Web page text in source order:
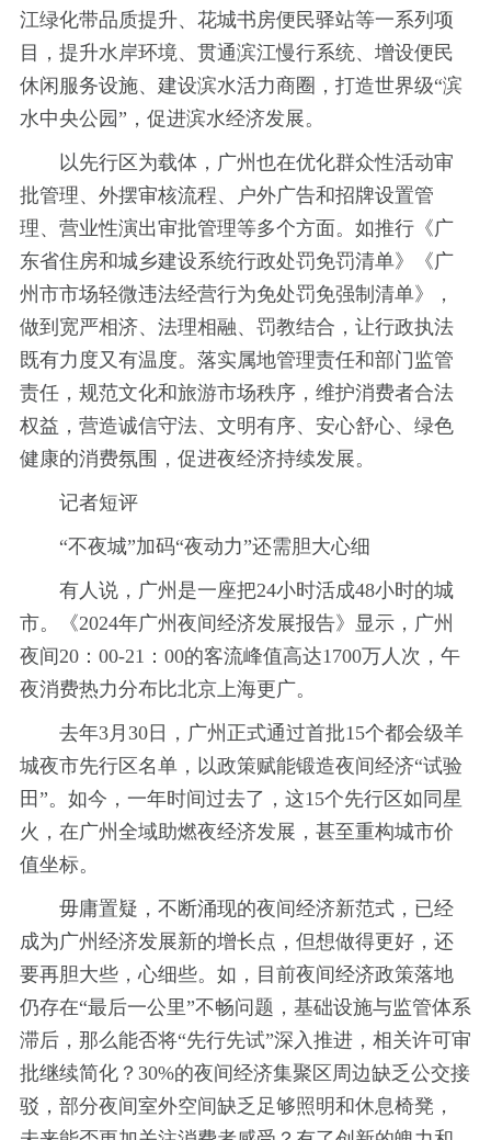
江绿化带品质提升、花城书房便民驿站等一系列项
目，提升水岸环境、贯通滨江慢行系统、增设便民
休闲服务设施、建设滨水活力商圈，打造世界级“滨
水中央公园”，促进滨水经济发展。
以先行区为载体，广州也在优化群众性活动审
批管理、外摆审核流程、户外广告和招牌设置管
理、营业性演出审批管理等多个方面。如推行《广
东省住房和城乡建设系统行政处罚免罚清单》《广
州市市场轻微违法经营行为免处罚免强制清单》，
做到宽严相济、法理相融、罚教结合，让行政执法
既有力度又有温度。落实属地管理责任和部门监管
责任，规范文化和旅游市场秩序，维护消费者合法
权益，营造诚信守法、文明有序、安心舒心、绿色
健康的消费氛围，促进夜经济持续发展。
记者短评
“不夜城”加码“夜动力”还需胆大心细
有人说，广州是一座把24小时活成48小时的城
市。《2024年广州夜间经济发展报告》显示，广州
夜间20：00-21：00的客流峰值高达1700万人次，午
夜消费热力分布比北京上海更广。
去年3月30日，广州正式通过首批15个都会级羊
城夜市先行区名单，以政策赋能锻造夜间经济“试验
田”。如今，一年时间过去了，这15个先行区如同星
火，在广州全域助燃夜经济发展，甚至重构城市价
值坐标。
毋庸置疑，不断涌现的夜间经济新范式，已经
成为广州经济发展新的增长点，但想做得更好，还
要再胆大些，心细些。如，目前夜间经济政策落地
仍存在“最后一公里”不畅问题，基础设施与监管体系
滞后，那么能否将“先行先试”深入推进，相关许可审
批继续简化？30%的夜间经济集聚区周边缺乏公交接
驳，部分夜间室外空间缺乏足够照明和休息椅凳，